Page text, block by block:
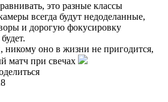
это разные классы
всегда будут недоделанные,
и дорогую фокусировку
оно в жизни не пригодится,
матч при свечах